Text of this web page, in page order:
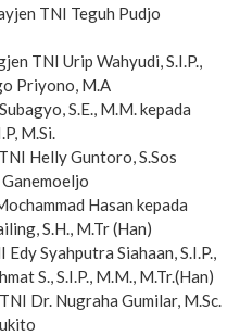
TNI Teguh Pudjo
TNI Urip Wahyudi, S.I.P.,
Priyono, M.A
S.E., M.M. kepada
M.Si.
Helly Guntoro, S.Sos
Hasan kepada
S.H., M.Tr (Han)
Syahputra Siahaan, S.I.P.,
S., S.I.P., M.M., M.Tr.(Han)
Dr. Nugraha Gumilar, M.Sc.